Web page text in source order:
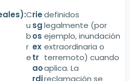
C
u
b
r
e
rie
sg
os
ex
tr
ao
definidos
legalmente (por
ejemplo, inundación
extraordinaria o
terremoto) cuando
aplica. La